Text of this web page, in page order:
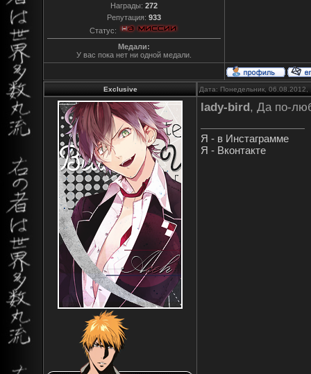
Награды: 272
Репутация: 933
Статус:
Медали:
У вас пока нет ни одной медали.
Exclusive Дата: Понедельник,
lady-bird, Да по-
Я - в Инстаграмме
Я - Вконтакте